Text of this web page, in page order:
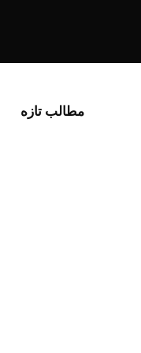
مطالب تازه